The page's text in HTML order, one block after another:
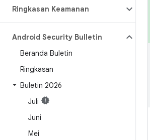
Ringkasan Keamanan
Android Security Bulletin
Beranda Buletin
Ringkasan
Buletin 2026
Juli
Juni
Mei